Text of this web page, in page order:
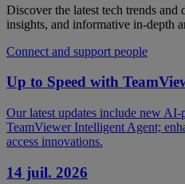
Discover the latest tech trends
insights, and informative in-depth
Connect and support people
Up to Speed with
Our latest updates include new
TeamViewer Intelligent Agent;
access innovations.
14 juil. 2026